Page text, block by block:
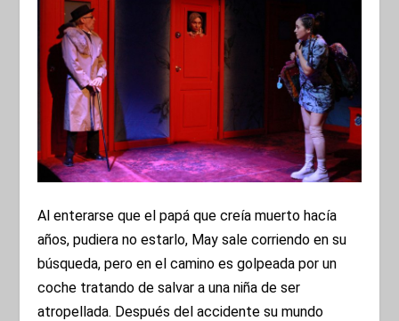
Al enterarse que el papá que creía muerto hacía
años, pudiera no estarlo, May sale corriendo en su
búsqueda, pero en el camino es golpeada por un
coche tratando de salvar a una niña de ser
atropellada. Después del accidente su mundo